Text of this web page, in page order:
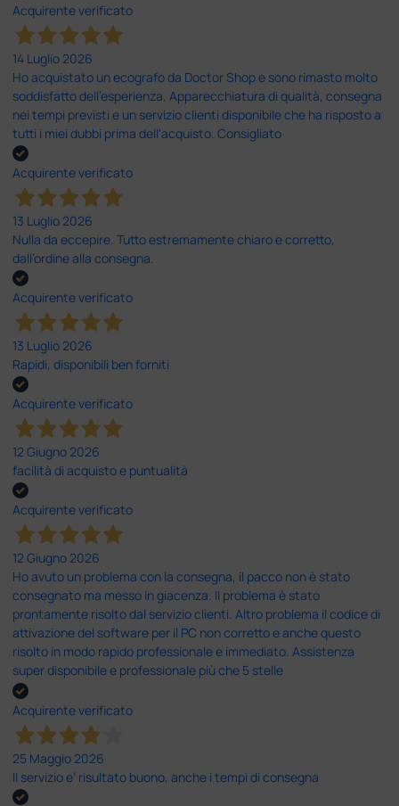
Acquirente verificato
14 Luglio 2026
Ho acquistato un ecografo da Doctor Shop e sono rimasto molto
soddisfatto dell'esperienza. Apparecchiatura di qualità, consegna
nei tempi previsti e un servizio clienti disponibile che ha risposto a
tutti i miei dubbi prima dell'acquisto. Consigliato
Acquirente verificato
13 Luglio 2026
Nulla da eccepire. Tutto estremamente chiaro e corretto,
dall’ordine alla consegna.
Acquirente verificato
13 Luglio 2026
Rapidi, disponibili ben forniti
Acquirente verificato
12 Giugno 2026
facilità di acquisto e puntualità
Acquirente verificato
12 Giugno 2026
Ho avuto un problema con la consegna, il pacco non è stato
consegnato ma messo in giacenza. Il problema è stato
prontamente risolto dal servizio clienti. Altro problema il codice di
attivazione del software per il PC non corretto e anche questo
risolto in modo rapido professionale e immediato. Assistenza
super disponibile e professionale più che 5 stelle
Acquirente verificato
25 Maggio 2026
Il servizio e’ risultato buono, anche i tempi di consegna